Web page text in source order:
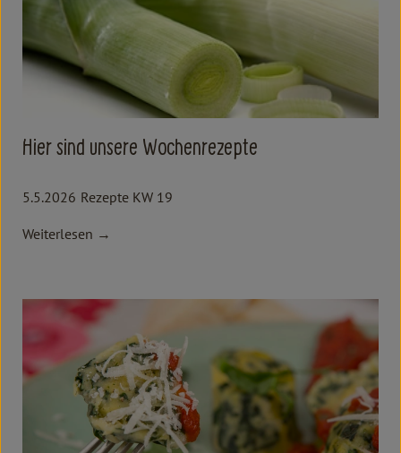
Hier sind unsere Wochenrezepte
5.5.2026 Rezepte KW 19
Weiterlesen →